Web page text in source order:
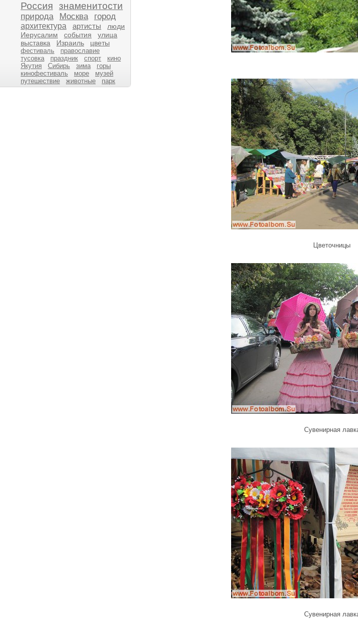
Россия знаменитости
природа Москва город
архитектура артисты
люди
Иерусалим
события
улица
выставка
Израиль цветы
фестиваль
православие
тусовка
праздник спорт
кино
Якутия
Сибирь зима
горы
кинофестиваль
море
музей
путешествие
животные парк
Цветочницы
Сувенирная
Сувенирная